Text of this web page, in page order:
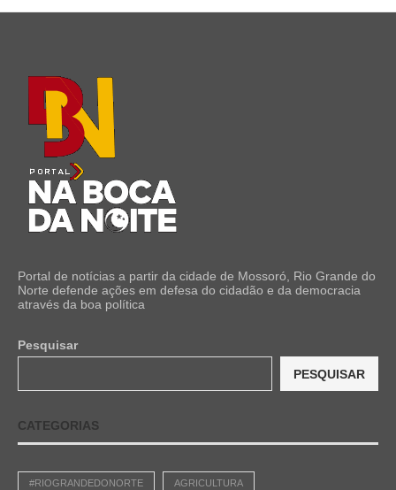
Portal de notícias a partir da cidade de Mossoró, Rio Grande do
Norte defende ações em defesa do cidadão e da democracia
através da boa política
Pesquisar
PESQUISAR
CATEGORIAS
#RIOGRANDEDONORTE AGRICULTURA